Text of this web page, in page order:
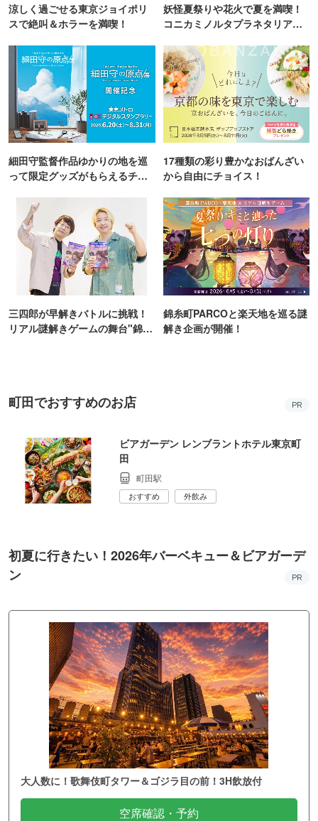
涼しく過ごせる東京ジョイポリ
スで絶叫＆ホラーを満喫！
妖怪夏祭りや花火で夏を満喫！
コニカミノルタプラネタリア
細田守監督作品ゆかりの地を巡
って限定グッズがもらえるチャ
17種類の彩り豊かなおばんざい
から自由にチョイス！
三四郎が早解きバトルに挑戦！
リアル謎解きゲームの舞台"錦糸
錦糸町PARCOと楽天地を巡る謎
解き企画が開催！
町田でおすすめのお店 PR
ビアガーデン レンブラントホテル東京町
田
町田駅
おすすめ 外飲み
初夏に行きたい！2026年バーベキュー＆ビアガーデ
ン
PR
大人数に！歌舞伎町タワー＆ゴジラ目の前！3H飲放付
空席確認・予約